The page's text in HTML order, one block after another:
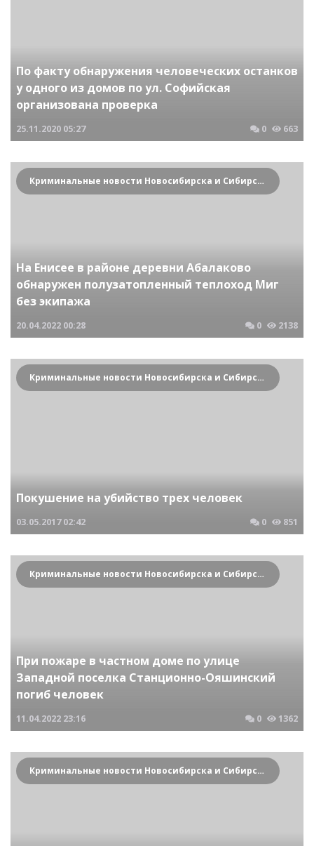
По факту обнаружения человеческих останков
у одного из домов по ул. Софийская
организована проверка
25.11.2020 05:27 0 663
Криминальные новости Новосибирска и Сибирского региона
На Енисее в районе деревни Абалаково
обнаружен полузатопленный теплоход Миг
без экипажа
20.04.2022 00:28 0 2138
Криминальные новости Новосибирска и Сибирского региона
Покушение на убийство трех человек
03.05.2017 02:42 0 851
Криминальные новости Новосибирска и Сибирского региона
При пожаре в частном доме по улице
Западной поселка Станционно-Ояшинский
погиб человек
11.04.2022 23:16 0 1362
Криминальные новости Новосибирска и Сибирского региона